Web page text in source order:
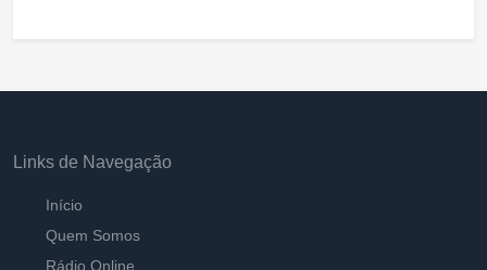
Links de Navegação
Início
Quem Somos
Rádio Online